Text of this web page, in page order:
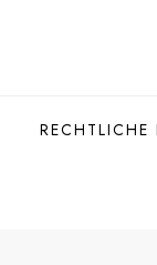
RECHTLICHE